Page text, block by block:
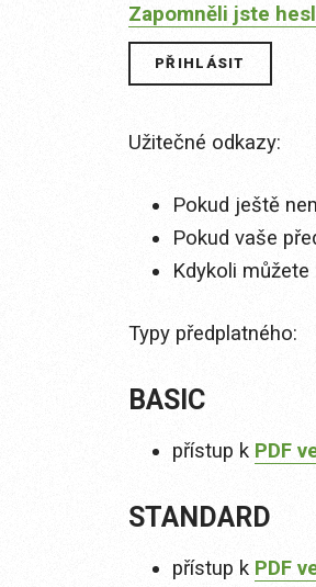
Zapomněli jste
Užitečné odkazy:
Pokud ještě
Pokud vaše
Kdykoli
Typy předplatného:
BASIC
přístup k PDF
STANDARD
přístup k PDF